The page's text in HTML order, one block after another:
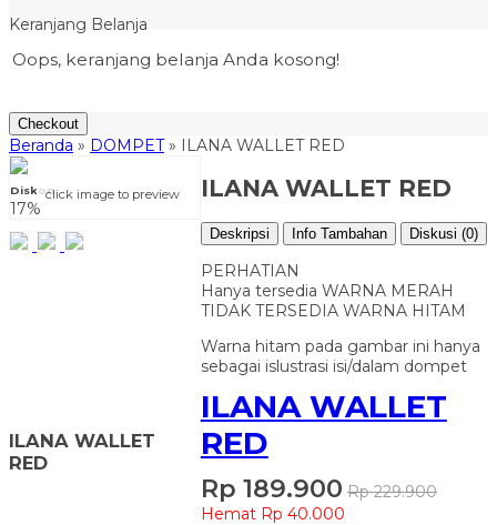
Keranjang Belanja
Oops, keranjang belanja Anda kosong!
Checkout
Beranda » DOMPET» ILANA WALLET RED
click image to preview
Diskon
17%
ILANA WALLET
RED
Rp 189.900 Rp 229.900
Hemat Rp 40.000
ILANA WALLET RED
Deskripsi Info Tambahan Diskusi (0)
PERHATIAN
Hanya tersedia WARNA MERAH
TIDAK TERSEDIA WARNA HITAM
Warna hitam pada gambar ini hanya
sebagai islustrasi isi/dalam dompet
ILANA WALLET
RED